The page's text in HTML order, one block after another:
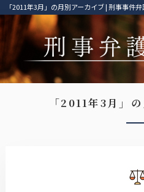
「2011年3月」の月別アーカイブ | 刑事事件
「2011年3月」